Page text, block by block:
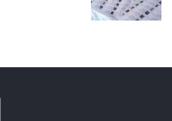
गई है। अधिकारियों का दावा है कि
‘पांव में जूते नहीं थे, फटी